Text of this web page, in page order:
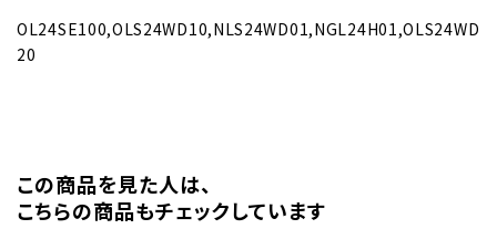
OL24SE100,OLS24WD10,NLS24WD01,NGL24H01,OLS24WD
20
この商品を⾒た⼈は、
こちらの商品もチェックしています